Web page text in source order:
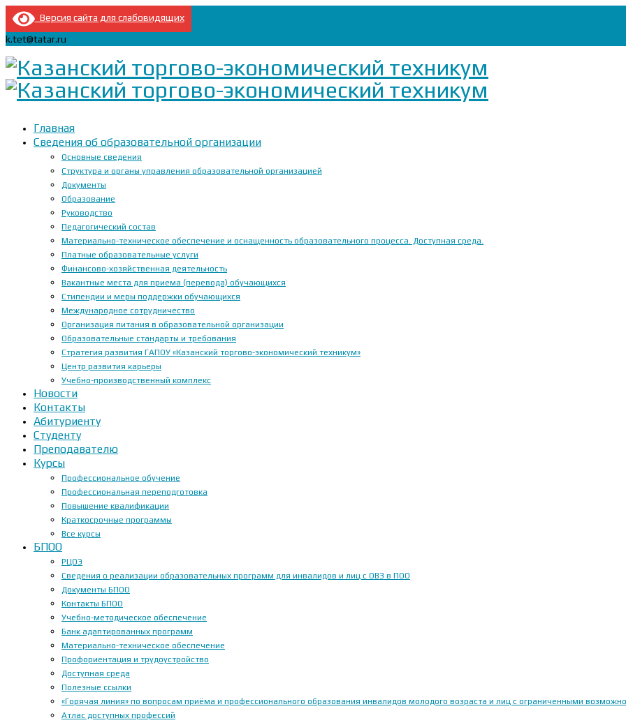
Версия сайта для слабовидящих
k.tet@tatar.ru
Главная
Сведения об образовательной организации
Основные сведения
Структура и органы управления образовательной организацией
Документы
Образование
Руководство
Педагогический состав
Материально-техническое обеспечение и оснащенность образовательного процесса. Доступная среда.
Платные образовательные услуги
Финансово-хозяйственная деятельность
Вакантные места для приема (перевода) обучающихся
Стипендии и меры поддержки обучающихся
Международное сотрудничество
Организация питания в образовательной организации
Образовательные стандарты и требования
Стратегия развития ГАПОУ «Казанский торгово-экономический техникум»
Центр развития карьеры
Учебно-производственный комплекс
Новости
Контакты
Абитуриенту
Студенту
Преподавателю
Курсы
Профессиональное обучение
Профессиональная переподготовка
Повышение квалификации
Краткосрочные программы
Все курсы
БПОО
РЦОЭ
Сведения о реализации образовательных программ для инвалидов и лиц с ОВЗ в ПОО
Документы БПОО
Контакты БПОО
Учебно-методическое обеспечение
Банк адаптированных программ
Материально-техническое обеспечение
Профориентация и трудоустройство
Доступная среда
Полезные ссылки
«Горячая линия» по вопросам приёма и профессионального образования инвалидов молодого возраста и лиц с ограниченными
Атлас доступных профессий